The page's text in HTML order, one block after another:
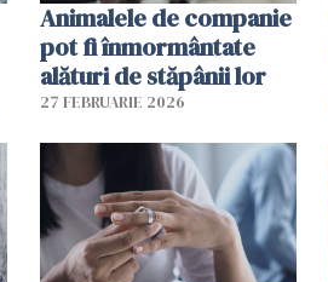
Animalele de companie
pot fi înmormântate
alături de stăpânii lor
27 FEBRUARIE 2026